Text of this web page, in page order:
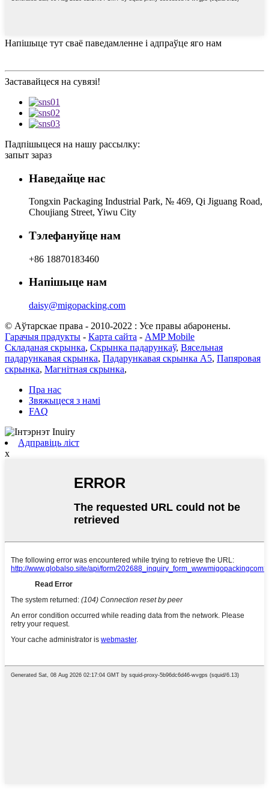
Напішыце тут сваё паведамленне і адпраўце яго нам
Заставайцеся на сувязі!
Падпішыцеся на нашу рассылку:
запыт зараз
Наведайце нас
Tongxin Packaging Industrial Park, № 469, Qi Jiguang Road,
Choujiang Street, Yiwu City
Тэлефануйце нам
+86 18870183460
Напішыце нам
daisy@migopacking.com
© Аўтарскае права - 2010-2022 : Усе правы абаронены.
Гарачыя прадукты - Карта сайта - AMP Mobile
Складаная скрынка, Скрынка падарункаў, Вясельная
падарункавая скрынка, Падарункавая скрынка А5, Папяровая
скрынка, Магнітная скрынка,
Пра нас
Звяжыцеся з намі
FAQ
Адправіць ліст
x